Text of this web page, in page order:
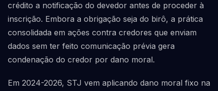
crédito a notificação do devedor antes de proceder à
inscrição. Embora a obrigação seja do birô, a prática
consolidada em ações contra credores que enviam
dados sem ter feito comunicação prévia gera
condenação do credor por dano moral.
Em 2024-2026, STJ vem aplicando dano moral fixo na